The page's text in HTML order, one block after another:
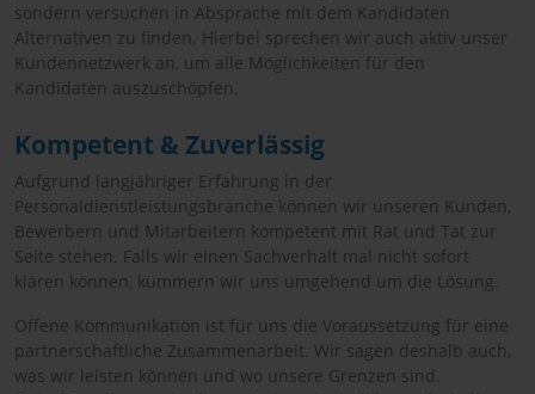
sondern versuchen in Absprache mit dem Kandidaten
Alternativen zu finden. Hierbei sprechen wir auch aktiv unser
Kundennetzwerk an, um alle Möglichkeiten für den
Kandidaten auszuschöpfen.
Kompetent & Zuverlässig
Aufgrund langjähriger Erfahrung in der
Personaldienstleistungsbranche können wir unseren Kunden,
Bewerbern und Mitarbeitern kompetent mit Rat und Tat zur
Seite stehen. Falls wir einen Sachverhalt mal nicht sofort
klären können, kümmern wir uns umgehend um die Lösung.
Offene Kommunikation ist für uns die Voraussetzung für eine
partnerschaftliche Zusammenarbeit. Wir sagen deshalb auch,
was wir leisten können und wo unsere Grenzen sind.